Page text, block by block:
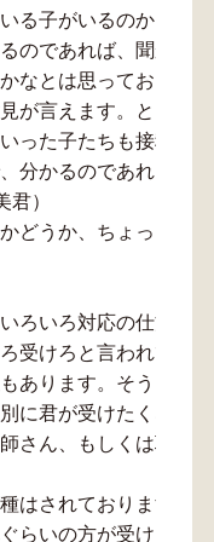
る子がいるのか。そ
のであれば、聞かせ
なとは思っておりま
が言えます。ところ
った子たちも接種し
分かるのであれば、
）
どうか、ちょっと今
ろいろ対応の仕方も
受けろと言われて受
あります。そういっ
に君が受けたくなか
さん、もしくは職員
はされておりますけ
らいの方が受けたら